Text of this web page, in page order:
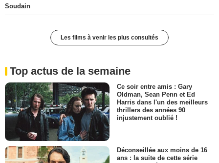
Soudain
Les films à venir les plus consultés
Top actus de la semaine
Ce soir entre amis : Gary
Oldman, Sean Penn et Ed
Harris dans l'un des meilleurs
thrillers des années 90
injustement oublié !
Déconseillée aux moins de 16
ans : la suite de cette série